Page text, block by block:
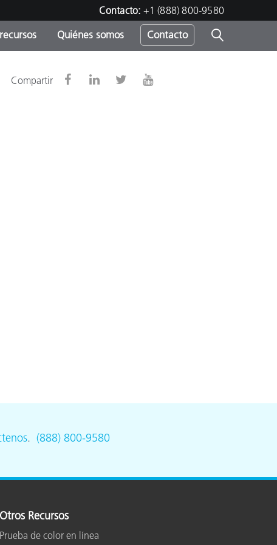
Contacto: +1 (888) 800-9580
Quiénes somos Contacto
Compartir
. (888) 800-9580
Otros Recursos
Prueba de color en línea